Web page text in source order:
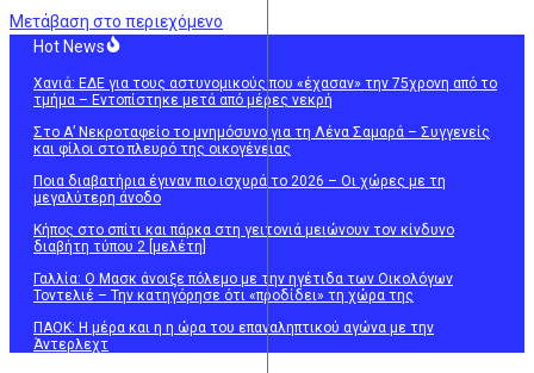
Μετάβαση στο περιεχόμενο
Hot News
Χανιά: ΕΔΕ για τους αστυνομικούς που «έχασαν» την 75χρονη από το
τμήμα – Εντοπίστηκε μετά από μέρες νεκρή
Στο Α’ Νεκροταφείο το μνημόσυνο για τη Λένα Σαμαρά – Συγγενείς
και φίλοι στο πλευρό της οικογένειας
Ποια διαβατήρια έγιναν πιο ισχυρά το 2026 – Οι χώρες με τη
μεγαλύτερη άνοδο
Κήπος στο σπίτι και πάρκα στη γειτονιά μειώνουν τον κίνδυνο
διαβήτη τύπου 2 [μελέτη]
Γαλλία: Ο Μασκ άνοιξε πόλεμο με την ηγέτιδα των Οικολόγων
Τοντελιέ – Την κατηγόρησε ότι «προδίδει» τη χώρα της
ΠΑΟΚ: Η μέρα και η η ώρα του επαναληπτικού αγώνα με την
Άντερλεχτ